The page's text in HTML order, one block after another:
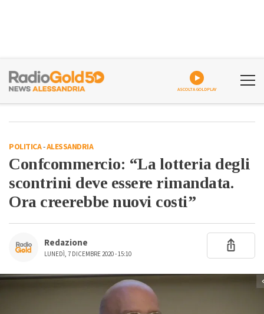
ASCOLTA GOLDPLAY
POLITICA-ALESSANDRIA
Confcommercio: “La lotteria degli
scontrini deve essere rimandata.
Ora creerebbe nuovi costi”
Redazione
LUNEDÌ, 7 DICEMBRE 2020 - 15:10